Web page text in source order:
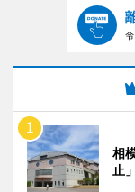
相
止